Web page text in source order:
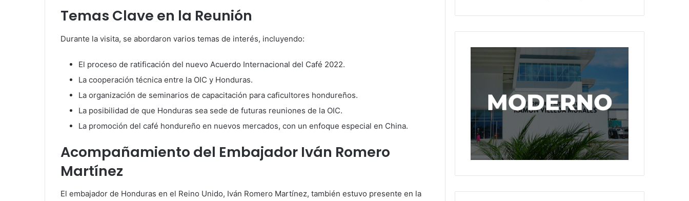
Temas Clave en la Reunión
Durante la visita, se abordaron varios temas de interés, incluyendo:
El proceso de ratificación del nuevo Acuerdo Internacional del Café 2022.
La cooperación técnica entre la OIC y Honduras.
La organización de seminarios de capacitación para caficultores hondureños.
La posibilidad de que Honduras sea sede de futuras reuniones de la OIC.
La promoción del café hondureño en nuevos mercados, con un enfoque especial en China.
Acompañamiento del Embajador Iván Romero
Martínez
El embajador de Honduras en el Reino Unido, Iván Romero Martínez, también estuvo presente en la